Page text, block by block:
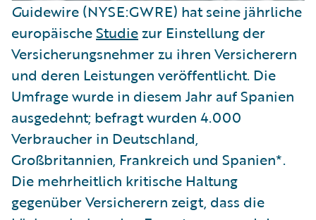
Guidewire (NYSE:GWRE) hat seine jährliche
europäischeStudiezur Einstellung der
Versicherungsnehmer zu ihren Versicherern
und deren Leistungen veröffentlicht. Die
Umfrage wurde in diesem Jahr auf Spanien
ausgedehnt; befragt wurden 4.000
Verbraucher in Deutschland,
Großbritannien, Frankreich und Spanien*.
Die mehrheitlich kritische Haltung
gegenüber Versicherern zeigt, dass die